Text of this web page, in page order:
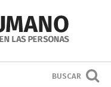
BUSCAR